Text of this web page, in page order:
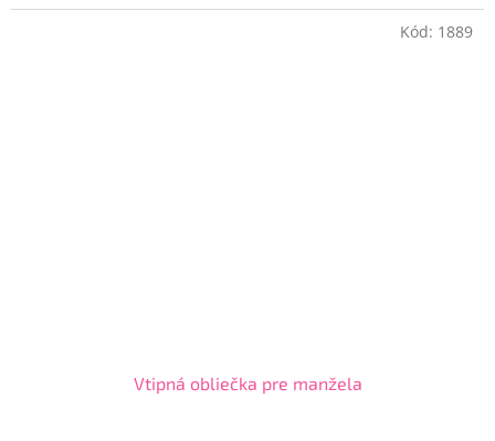
Vtipná obliečka pre manžela
Kód: 1889